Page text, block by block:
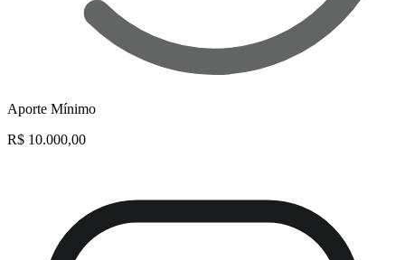
Aporte Mínimo
R$ 10.000,00